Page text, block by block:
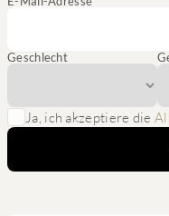
Geschlecht
Ja, ich akzeptiere die